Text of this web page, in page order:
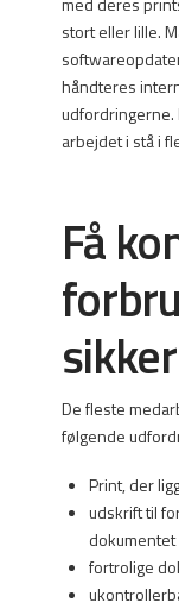
stort eller lille.
håndteres
arbejdet i stå i
Få
De fleste
følgende
Print, der
udskrift til
fortrolige